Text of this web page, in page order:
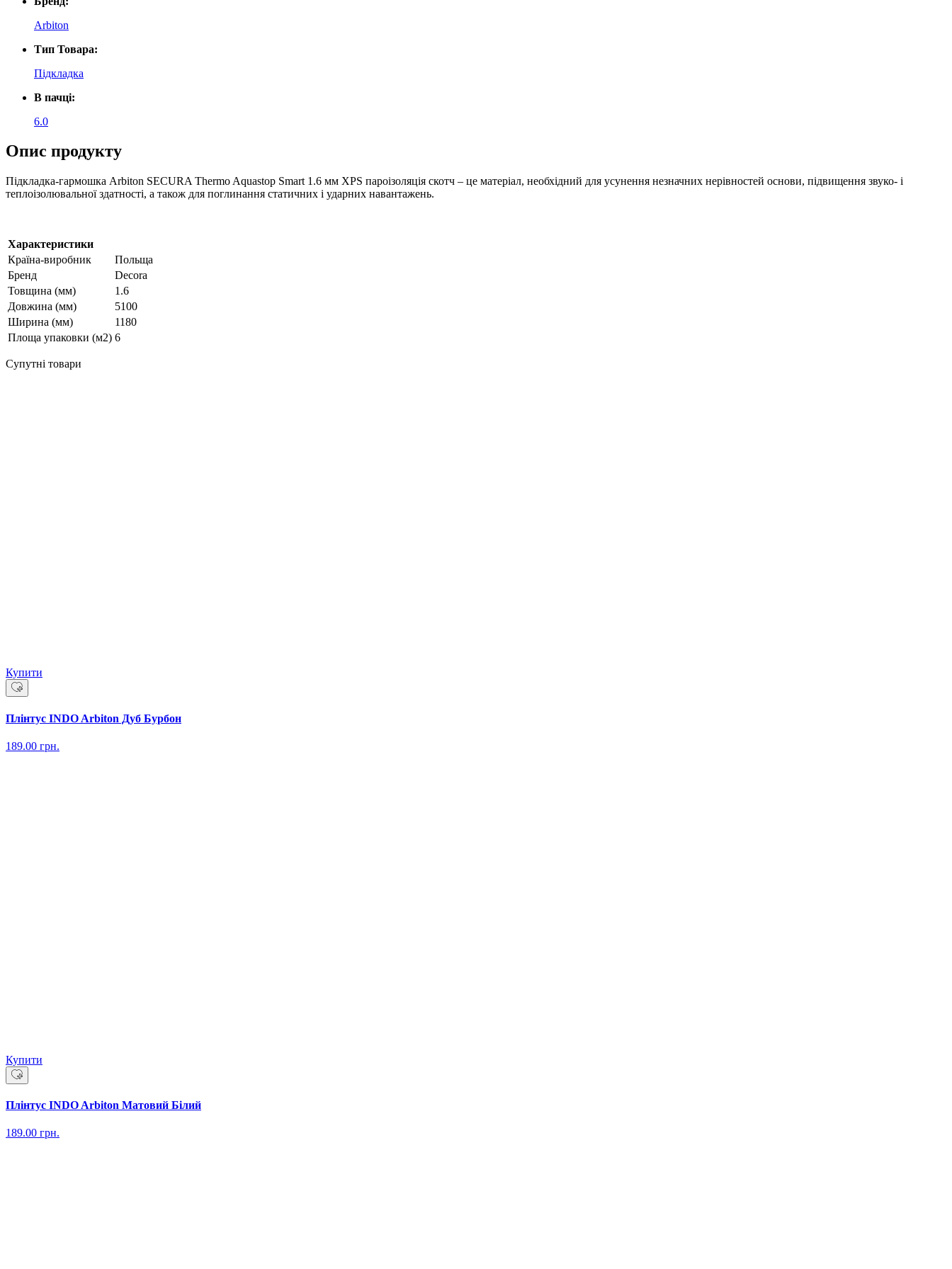
Arbiton
Тип Товара:
Підкладка
В пачці:
6.0
Опис продукту
Підкладка-гармошка Arbiton SECURA Thermo Aquastop Smart 1.6 мм XPS пароізоляція скотч – це матеріал, необхідний для усунення незначних нерівностей основи, підвищення звуко- і
теплоізолювальної здатності, а також для поглинання статичних і ударних навантажень.
Характеристики
Країна-виробник
Польща
Бренд
Decora
Товщина (мм)
1.6
Довжина (мм)
5100
Ширина (мм)
1180
Площа упаковки (м2) 6
Супутні товари
Купити
Плінтус INDO Arbiton Дуб Бурбон
189.00 грн.
Купити
Плінтус INDO Arbiton Матовий Білий
189.00 грн.